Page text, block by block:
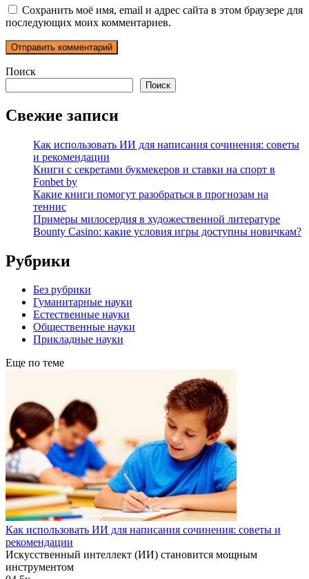
Сохранить моё имя, email и адрес сайта в этом браузере для
последующих моих комментариев.
Поиск
Поиск
Свежие записи
Как использовать ИИ для написания сочинения: советы
и рекомендации
Книги с секретами букмекеров и ставки на спорт в
Fonbet by
Какие книги помогут разобраться в прогнозам на
теннис
Примеры милосердия в художественной литературе
Bounty Casino: какие условия игры доступны новичкам?
Рубрики
Без рубрики
Гуманитарные науки
Естественные науки
Общественные науки
Прикладные науки
Еще по теме
Как использовать ИИ для написания сочинения: советы и
рекомендации
Искусственный интеллект (ИИ) становится мощным
инструментом